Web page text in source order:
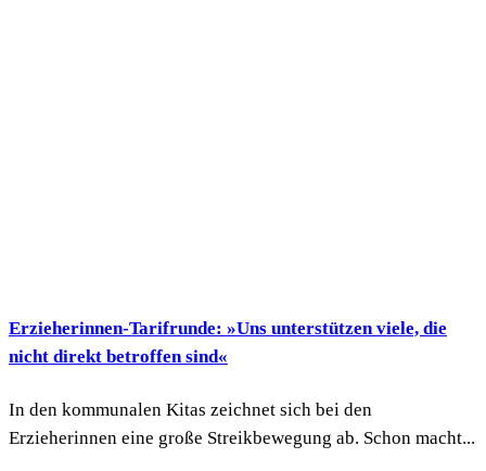
Erzieherinnen-Tarifrunde: »Uns unterstützen viele, die
nicht direkt betroffen sind«
In den kommunalen Kitas zeichnet sich bei den
Erzieherinnen eine große Streikbewegung ab. Schon macht...